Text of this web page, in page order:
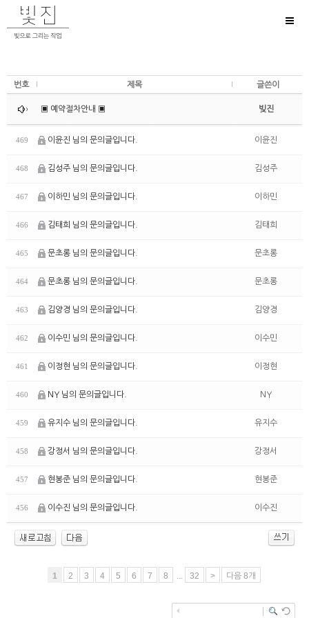
번호 제목 글쓴이
▣ 예약절차안내 ▣ 빚진
469 이윤진 님의 문의글입니다. 이윤진
468 김성주 님의 문의글입니다. 김성주
467 이하민 님의 문의글입니다. 이하민
466 김태희 님의 문의글입니다. 김태희
465 문초롱 님의 문의글입니다. 문초롱
464 문초롱 님의 문의글입니다. 문초롱
463 김양경 님의 문의글입니다. 김양경
462 이수민 님의 문의글입니다. 이수민
461 이정현 님의 문의글입니다. 이정현
460 NY 님의 문의글입니다. NY
459 유지수 님의 문의글입니다. 유지수
458 강정서 님의 문의글입니다. 강정서
457 현봉준 님의 문의글입니다. 현봉준
456 이수진 님의 문의글입니다. 이수진
1 2 3 4 5 6 7 8 ... 32 > 다음 8개